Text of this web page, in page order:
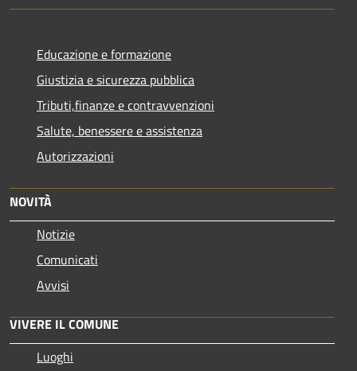
Educazione e formazione
Giustizia e sicurezza pubblica
Tributi,finanze e contravvenzioni
Salute, benessere e assistenza
Autorizzazioni
NOVITÀ
Notizie
Comunicati
Avvisi
VIVERE IL COMUNE
Luoghi